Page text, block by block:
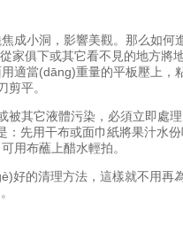
，影響美觀。那么如何
從家俱下或其它看不見的地方
適當(dāng)重量的平板壓上
平。
它液體污染，必須立即處理
先用干布或面巾紙將果汁水
布蘸上醋水輕拍。
理方法，這樣就不用再為地